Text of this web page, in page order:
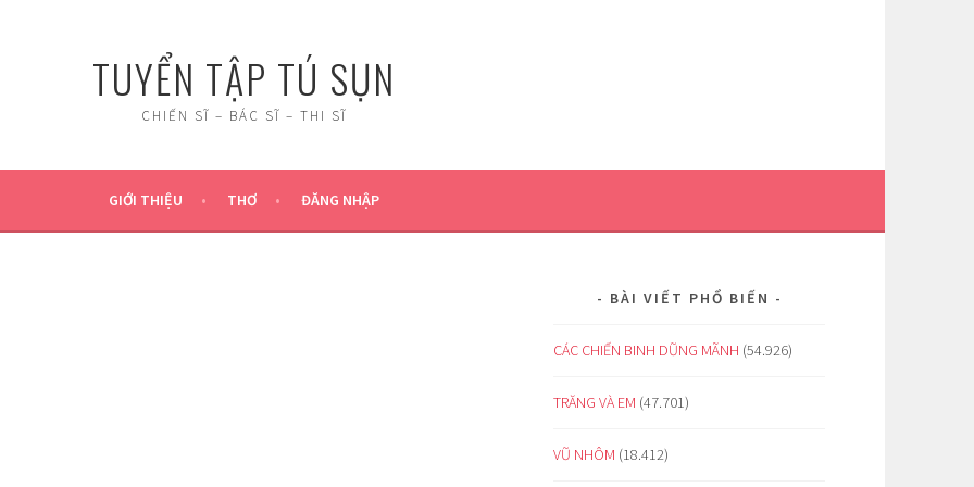
TUYỂN TẬP TÚ SỤN
CHIẾN SĨ – BÁC SĨ – THI SĨ
GIỚI THIỆU THƠ ĐĂNG NHẬP
BÀI VIẾT PHỔ BIẾN
CÁC CHIẾN BINH DŨNG MÃNH (54.926)
TRĂNG VÀ EM (47.701)
VŨ NHÔM (18.412)